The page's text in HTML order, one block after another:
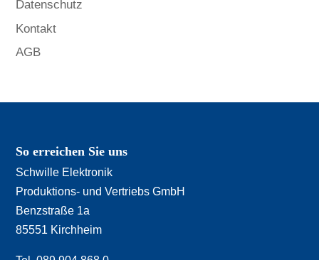
Datenschutz
Kontakt
AGB
So erreichen Sie uns
Schwille Elektronik
Produktions- und Vertriebs GmbH
Benzstraße 1a
85551 Kirchheim